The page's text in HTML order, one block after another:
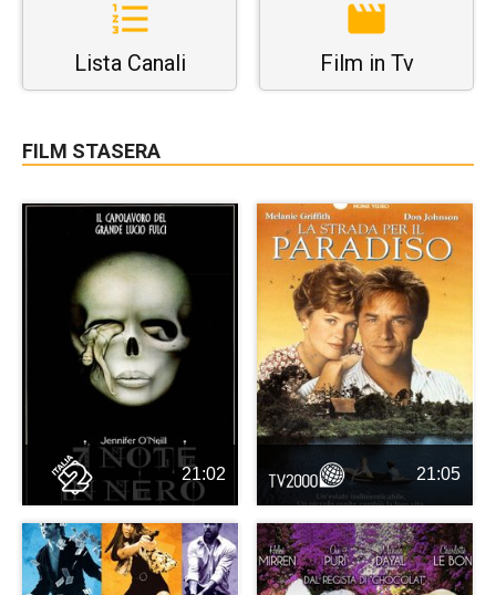
Lista Canali Film in Tv
FILM STASERA
21:02 21:05